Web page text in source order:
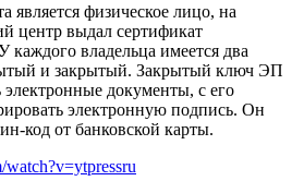
является физическое лицо, на
центр выдал сертификат
каждого владельца имеется два
и закрытый. Закрытый ключ ЭП
электронные документы, с его
электронную подпись. Он
код от банковской карты.